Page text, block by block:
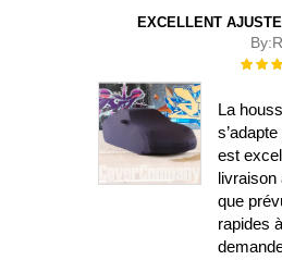
EXCELLENT
By:
La
est
livraison
que
rapides